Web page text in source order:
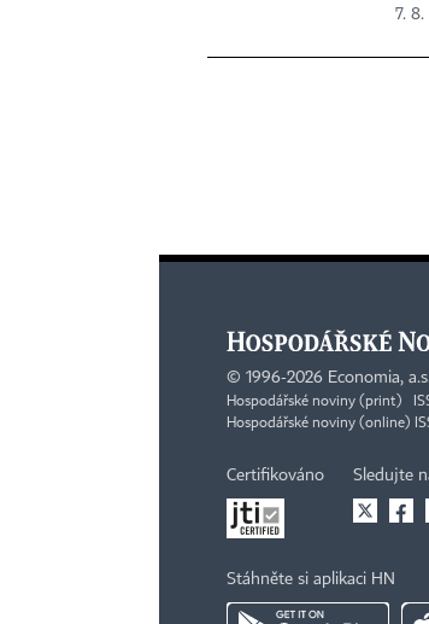
7. 8.
© 1996-2026 Economia,
Hospodářské noviny (print)
Hospodářské noviny (online)
Certifikováno Sledujte
Stáhněte si aplikaci HN